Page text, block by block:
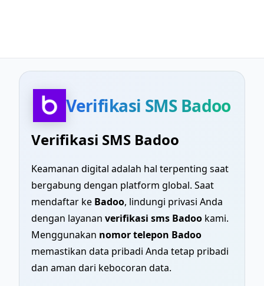
Verifikasi SMS Badoo
Verifikasi SMS Badoo
Keamanan digital adalah hal terpenting saat
bergabung dengan platform global. Saat
mendaftar ke Badoo, lindungi privasi Anda
dengan layanan verifikasi sms Badoo kami.
Menggunakan nomor telepon Badoo
memastikan data pribadi Anda tetap pribadi
dan aman dari kebocoran data.